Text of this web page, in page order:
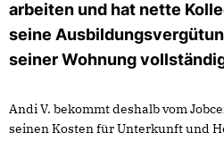
arbeiten und hat nette
seine
seiner Wohnung
Andi V. bekommt deshalb vom
seinen Kosten für Unterkunft und